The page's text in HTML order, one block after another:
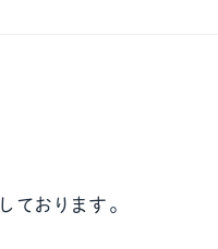
ザー紹介
ております。